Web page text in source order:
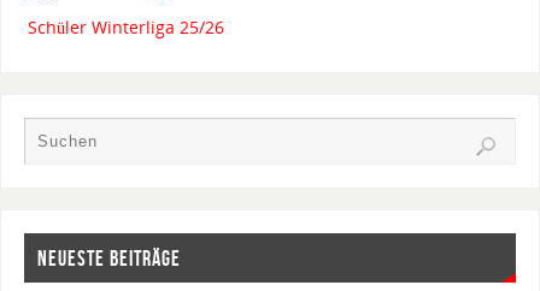
Schüler Winterliga 25/26
NEUESTE BEITRÄGE